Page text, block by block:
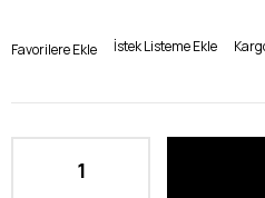
Favorilere Ekle İstek Listeme Ekle